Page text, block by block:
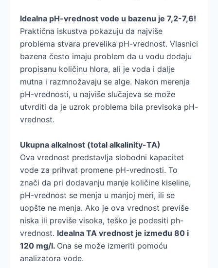
Idealna pH-vrednost vode u bazenu je 7,2-7,6!
Praktična iskustva pokazuju da najviše
problema stvara prevelika pH-vrednost. Vlasnici
bazena često imaju problem da u vodu dodaju
propisanu količinu hlora, ali je voda i dalje
mutna i razmnožavaju se alge. Nakon merenja
pH-vrednosti, u najviše slučajeva se može
utvrditi da je uzrok problema bila previsoka pH-
vrednost.
Ukupna alkalnost (total alkalinity-TA)
Ova vrednost predstavlja slobodni kapacitet
vode za prihvat promene pH-vrednosti. To
znači da pri dodavanju manje količine kiseline,
pH-vrednost se menja u manjoj meri, ili se
uopšte ne menja. Ako je ova vrednost previše
niska ili previše visoka, teško je podesiti ph-
vrednost. Idealna TA vrednost je između 80 i
120 mg/l. Ona se može izmeriti pomoću
analizatora vode.